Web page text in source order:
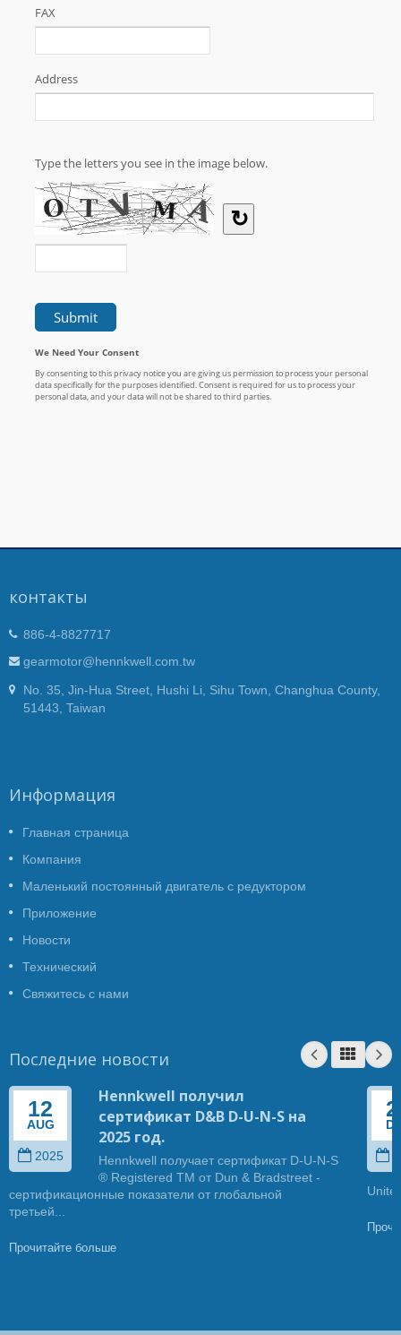
контакты
886-4-8827717
gearmotor@hennkwell.com.tw
No. 35, Jin-Hua Street, Hushi Li, Sihu Town, Changhua County,
51443, Taiwan
Информация
Главная страница
Компания
Маленький постоянный двигатель с редуктором
Приложение
Новости
Технический
Свяжитесь с нами
Последние новости
12
AUG
2025
Hennkwell получил
сертификат D&B D-U-N-S на
2025 год.
Hennkwell получает сертификат D-U-N-S
® Registered TM от Dun & Bradstreet -
сертификационные показатели от глобальной
третьей...
Прочитайте больше